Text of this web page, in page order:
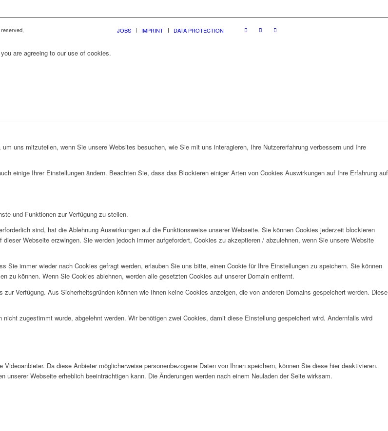
JOBS IMPRINT DATA PROTECTION
are agreeing to our use of cookies.
uns mitzuteilen, wenn Sie unsere Websites besuchen, wie Sie mit uns interagieren, Ihre Nutzererfahrung verbessern und Ihre
einige Ihrer Einstellungen ändern. Beachten Sie, dass das Blockieren einiger Arten von Cookies Auswirkungen auf Ihre Erfahrung auf
und Funktionen zur Verfügung zu stellen.
sind, hat die Ablehnung Auswirkungen auf die Funktionsweise unserer Webseite. Sie können Cookies jederzeit blockieren
Webseite erzwingen. Sie werden jedoch immer aufgefordert, Cookies zu akzeptieren / abzulehnen, wenn Sie unsere Website
immer wieder nach Cookies gefragt werden, erlauben Sie uns bitte, einen Cookie für Ihre Einstellungen zu speichern. Sie können
zu können. Wenn Sie Cookies ablehnen, werden alle gesetzten Cookies auf unserer Domain entfernt.
Verfügung. Aus Sicherheitsgründen können wie Ihnen keine Cookies anzeigen, die von anderen Domains gespeichert werden. Diese
zugestimmt wurde, abgelehnt werden. Wir benötigen zwei Cookies, damit diese Einstellung gespeichert wird. Andernfalls wird
Da diese Anbieter möglicherweise personenbezogene Daten von Ihnen speichern, können Sie diese hier deaktivieren.
Webseite erheblich beeinträchtigen kann. Die Änderungen werden nach einem Neuladen der Seite wirksam.